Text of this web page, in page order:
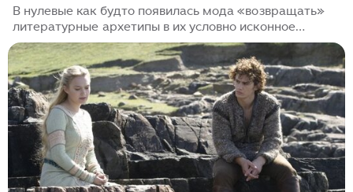
В нулевые как будто появилась мода «возвращать»
литературные архетипы в их условно исконное
историческое русло – вот и вслед за «Королем
Артуром» с его «сарматской гипотезой»
происхождения «артурианы», в 2006 году появился
фильм «Тристан и Изольда», тоже явно
апеллирующий к историческому контексту легенды.
Интересно, что снял его Кевин Рейнольдс, уже до
этого поупражнявшийся в экранизации
средневековых историй, в частности, в фильме
«Робин Гуд: Принц воров». И, очевидно, пожелавший
пойти еще немного...